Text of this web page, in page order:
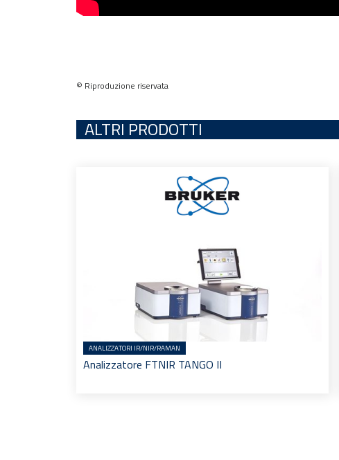
© Riproduzione riservata
ALTRI PRODOTTI
ANALIZZATORI IR/NIR/RAMAN
Analizzatore FTNIR TANGO II